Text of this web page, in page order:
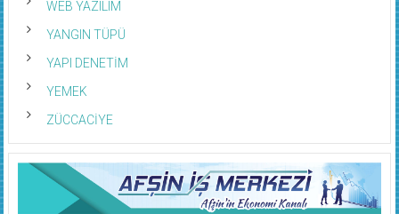
WEB YAZILIM
YANGIN TÜPÜ
YAPI DENETİM
YEMEK
ZÜCCACİYE